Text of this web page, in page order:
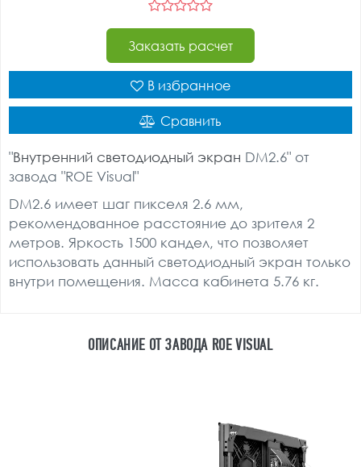
Заказать расчет
В избранное
Сравнить
"Внутренний светодиодный экран DM2.6" от
завода "ROE Visual"
DM2.6 имеет шаг пикселя 2.6 мм,
рекомендованное расстояние до зрителя 2
метров. Яркость 1500 кандел, что позволяет
использовать данный светодиодный экран только
внутри помещения. Масса кабинета 5.76 кг.
ОПИСАНИЕ ОТ ЗАВОДА ROE VISUAL